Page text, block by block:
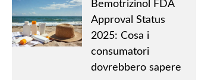
Bemotrizinol FDA
Approval Status
2025: Cosa i
consumatori
dovrebbero sapere